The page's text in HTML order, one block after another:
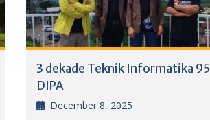
3 dekade Teknik Informatika 95
DIPA
December 8, 2025